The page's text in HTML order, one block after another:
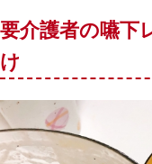
要介護者の嚥下
け